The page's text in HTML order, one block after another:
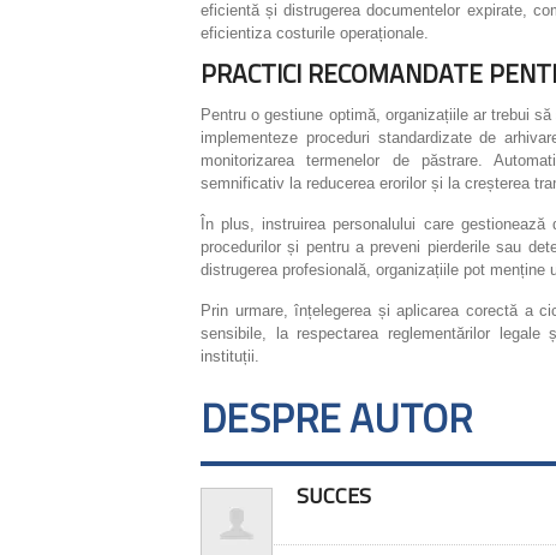
eficientă și distrugerea documentelor expirate,
eficientiza costurile operaționale.
PRACTICI RECOMANDATE
Pentru o gestiune optimă, organizațiile ar trebui
implementeze proceduri standardizate de
monitorizarea termenelor de păstrare.
semnificativ la reducerea erorilor și la creșterea
În plus, instruirea personalului care
procedurilor și pentru a preveni pierderile sau
distrugerea profesională, organizațiile pot
Prin urmare, înțelegerea și aplicarea corectă a
sensibile, la respectarea reglementărilor
instituții.
DESPRE AUTOR
SUCCES